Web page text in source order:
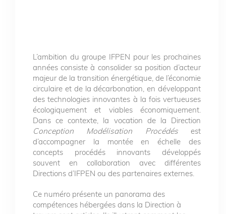
L’ambition du groupe IFPEN pour les prochaines
années consiste à consolider sa position d’acteur
majeur de la transition énergétique, de l’économie
circulaire et de la décarbonation, en développant
des technologies innovantes à la fois vertueuses
écologiquement et viables économiquement.
Dans ce contexte, la vocation de la Direction
Conception Modélisation Procédés est
d’accompagner la montée en échelle des
concepts procédés innovants développés
souvent en collaboration avec différentes
Directions d’IFPEN ou des partenaires externes.
Ce numéro présente un panorama des
compétences hébergées dans la Direction à